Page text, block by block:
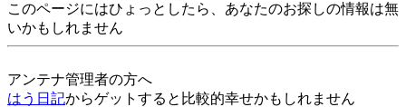
このページにはひょっとしたら、あなたのお探しの情報は無
いかもしれません
アンテナ管理者の方へ
はう日記からゲットすると比較的幸せかもしれません